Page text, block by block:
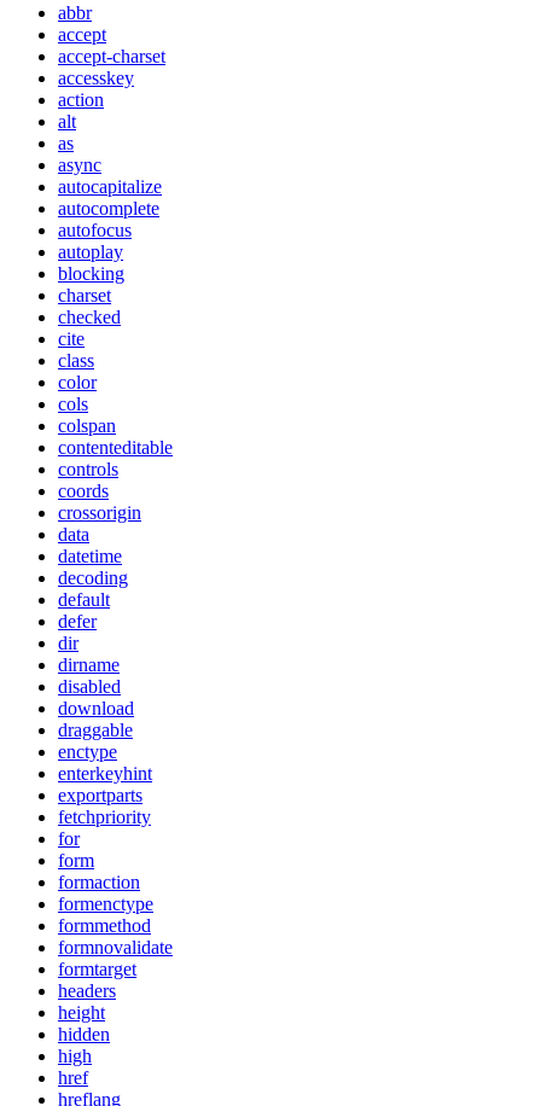
abbr
accept
accept-charset
accesskey
action
alt
as
async
autocapitalize
autocomplete
autofocus
autoplay
blocking
charset
checked
cite
class
color
cols
colspan
contenteditable
controls
coords
crossorigin
data
datetime
decoding
default
defer
dir
dirname
disabled
download
draggable
enctype
enterkeyhint
exportparts
fetchpriority
for
form
formaction
formenctype
formmethod
formnovalidate
formtarget
headers
height
hidden
high
href
hreflang